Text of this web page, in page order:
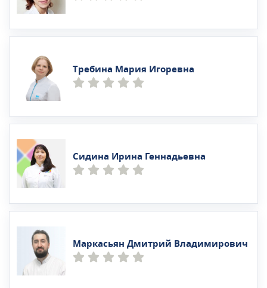
Требина Мария Игоревна
Сидина Ирина Геннадьевна
Маркасьян Дмитрий Владимирович